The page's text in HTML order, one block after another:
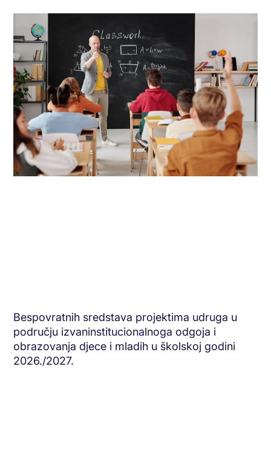
Bespovratnih sredstava projektima udruga u
području izvaninstitucionalnoga odgoja i
obrazovanja djece i mladih u školskoj godini
2026./2027.